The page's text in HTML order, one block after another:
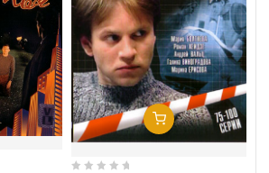
В Корзину
Добавить В Корзину